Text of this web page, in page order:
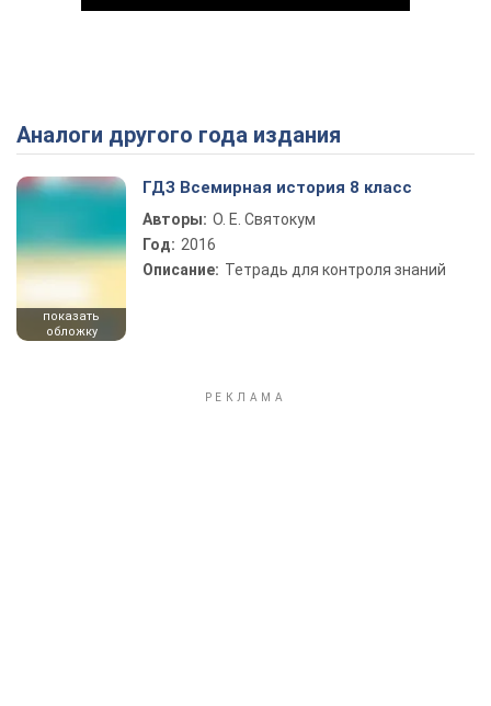
Play Video
Аналоги другого года издания
показать
обложку
ГДЗ Всемирная история 8 класс
Авторы: О. Е. Святокум
Год: 2016
Описание: Тетрадь для контроля знаний